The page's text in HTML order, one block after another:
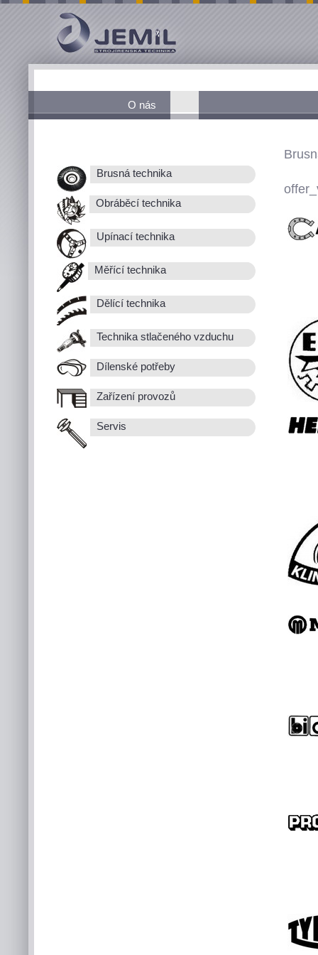
O nás
Brusná technika
Obráběcí technika
Upínací technika
Měřící technika
Dělící technika
Technika stlačeného vzduchu
Dílenské potřeby
Zařízení provozů
Servis